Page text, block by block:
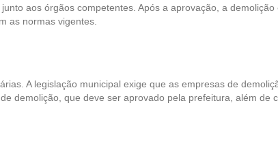
aos órgãos competentes. Após a aprovação, a demolição
as normas vigentes.
A legislação municipal exige que as empresas de
demolição, que deve ser aprovado pela prefeitura, além de